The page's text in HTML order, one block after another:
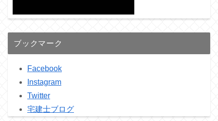
ブックマーク
Facebook
Instagram
Twitter
宅建士ブログ